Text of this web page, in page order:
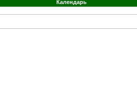
Календарь